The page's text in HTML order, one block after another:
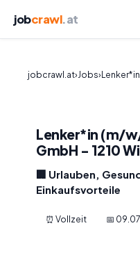
jobcrawl.at
jobcrawl.at›Jobs›
Lenker*in (m/
GmbH - 1210
🏢 Urlauben,
Einkaufsvorteile
⏰ Vollzeit 📅